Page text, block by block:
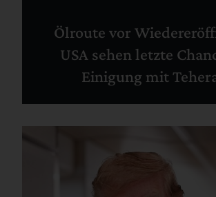
Ölroute vor
USA sehen letzte
Einigung mit